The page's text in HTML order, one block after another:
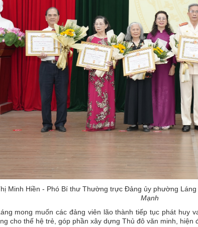
Minh Hiền - Phó Bí thư Thường trực Đảng ủy phường
Mạnh
mong muốn các đảng viên lão thành tiếp tục phát huy
cho thế hệ trẻ, góp phần xây dựng Thủ đô văn minh, hiện